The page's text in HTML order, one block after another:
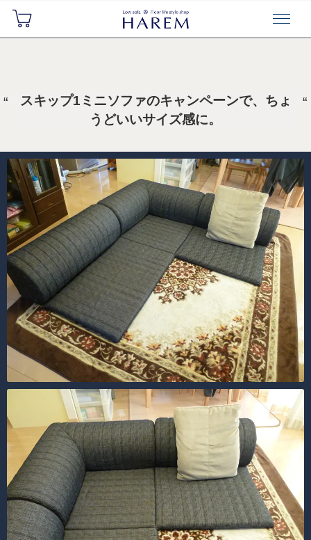
スキップ1ミニソファのキャンペーンで、ちょ
うどいいサイズ感に。